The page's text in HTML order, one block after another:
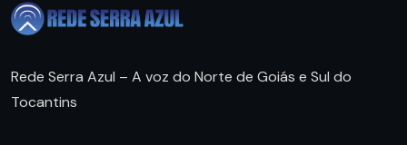
Rede Serra Azul – A voz do Norte de Goiás e Sul do
Tocantins